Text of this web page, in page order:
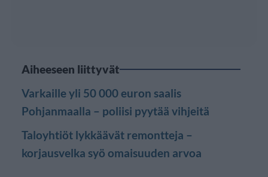
Aiheeseen liittyvät
Varkaille yli 50 000 euron saalis
Pohjanmaalla – poliisi pyytää vihjeitä
Taloyhtiöt lykkäävät remontteja –
korjausvelka syö omaisuuden arvoa